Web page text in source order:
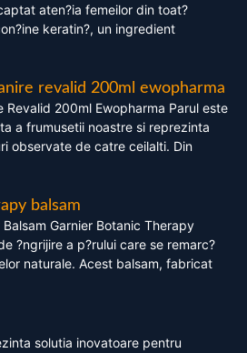
aten?ia femeilor din toat?
keratin?, un ingredient
revalid 200ml ewopharma
Revalid 200ml Ewopharma Parul este
a frumusetii noastre si reprezinta
observate de catre ceilalti. Din
balsam
Garnier Botanic Therapy
?ngrijire a p?rului care se remarc?
naturale. Acest balsam, fabricat
solutia inovatoare pentru